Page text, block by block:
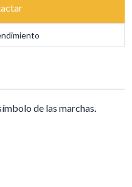
de las marchas.